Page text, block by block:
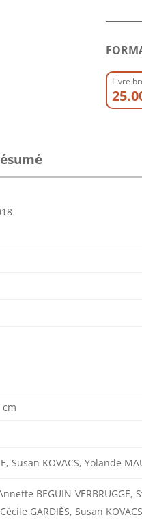
Livre
cm
Susan KOVACS, Yolande
BEGUIN-VERBRUGGE,
GARDIÈS, Susan